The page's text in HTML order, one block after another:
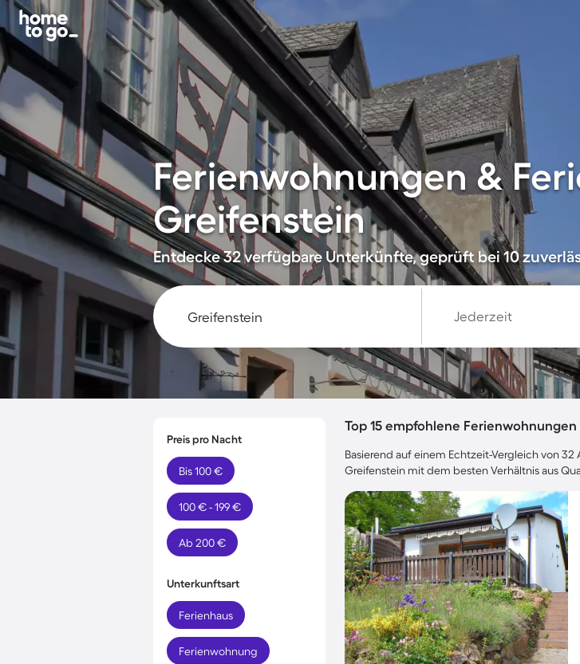
Ferienwohnungen &
Greifenstein
Entdecke 32 verfügbare Unterkünfte, geprüft bei 10
Jederzeit
Preis pro Nacht
Bis 100 €
100 € - 199 €
Ab 200 €
Unterkunftsart
Ferienhaus
Ferienwohnung
Top 15 empfohlene
Basierend auf einem Echtzeit-Vergleich von
Greifenstein mit dem besten Verhältnis aus